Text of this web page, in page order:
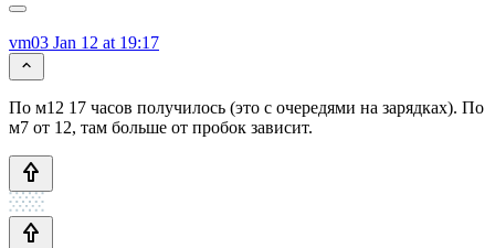
vm03 Jan 12 at 19:17
По м12 17 часов получилось (это с очередями на зарядках). По
м7 от 12, там больше от пробок зависит.